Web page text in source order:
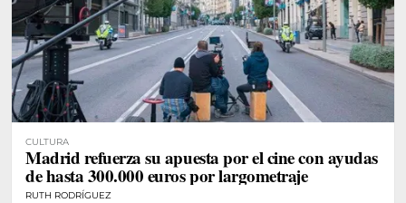
CULTURA
Madrid refuerza su apuesta por el cine con ayudas
de hasta 300.000 euros por largometraje
RUTH RODRÍGUEZ